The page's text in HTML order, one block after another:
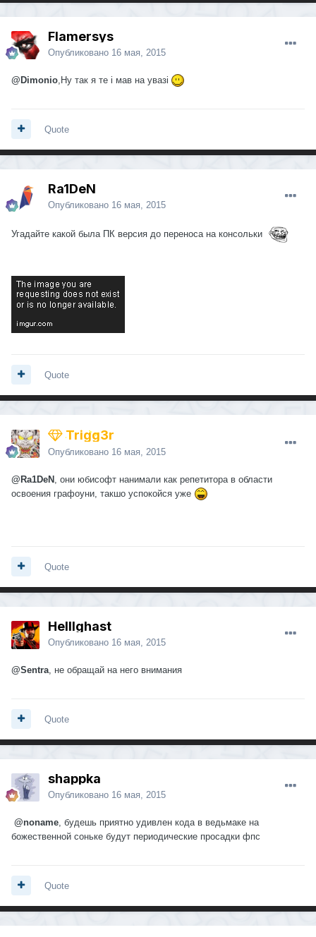
Flamersys
Опубликовано 16 мая, 2015
@Dimonio ,Ну так я те і мав на увазі
Quote
Ra1DeN
Опубликовано 16 мая, 2015
Угадайте какой была ПК версия до переноса на консольки
Quote
Trigg3r
Опубликовано 16 мая, 2015
@Ra1DeN
, они юбисофт нанимали как репетитора в области
освоения графоуни, такшо успокойся уже
Quote
Helllghast
Опубликовано 16 мая, 2015
@Sentra , не обращай на него внимания
Quote
shappka
Опубликовано 16 мая, 2015
@noname , будешь приятно удивлен кода в ведьмаке на
божественной соньке будут периодические просадки фпс
Quote